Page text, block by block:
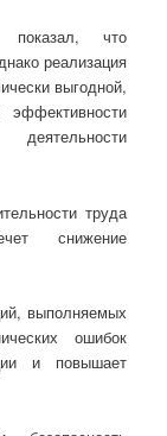
показал, что
реализация
выгодной,
труда
снижение
выполняемых
ошибок
и повышает